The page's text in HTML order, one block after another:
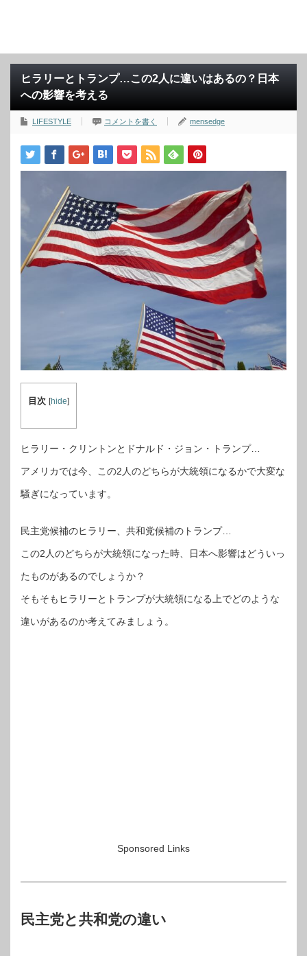
ヒラリーとトランプ…この2人に違いはあるの？日本
への影響を考える
LIFESTYLE コメントを書く mensedge
目次 [hide]
ヒラリー・クリントンとドナルド・ジョン・トランプ…
アメリカでは今、この2人のどちらが大統領になるかで大変な
騒ぎになっています。
民主党候補のヒラリー、共和党候補のトランプ…
この2人のどちらが大統領になった時、日本へ影響はどういっ
たものがあるのでしょうか？
そもそもヒラリーとトランプが大統領になる上でどのような
違いがあるのか考えてみましょう。
Sponsored Links
民主党と共和党の違い